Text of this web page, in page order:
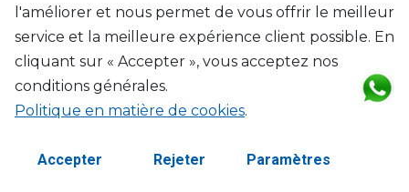
3000ml, H: 21cm, D: 19cm
$94
l'améliorer et nous permet de vous offrir le meilleur
service et la meilleure expérience client possible. En
cliquant sur « Accepter », vous acceptez nos
conditions générales.
Politique en matière de cookies.
Accepter Rejeter Paramètres